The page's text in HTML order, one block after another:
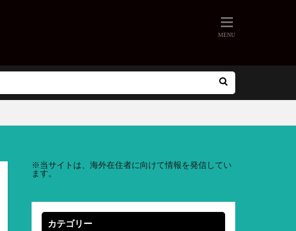
※ 当サイトは、海外在住者に向けて情報を発信してい
ます。
カテゴリー